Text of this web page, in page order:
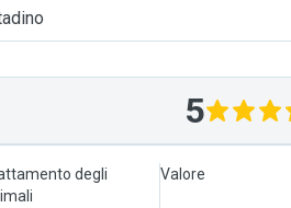
5
degli
Valore